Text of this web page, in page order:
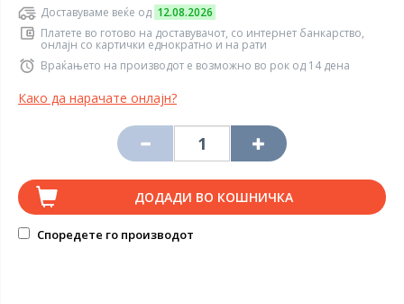
Доставуваме веќе од 12.08.2026
Платете во готово на доставувачот, со интернет банкарство,
онлајн со картички еднократно и на рати
Враќањето на производот е возможно во рок од 14 дена
Како да нарачате онлајн?
ДОДАДИ ВО КОШНИЧКА
Споредете го производот